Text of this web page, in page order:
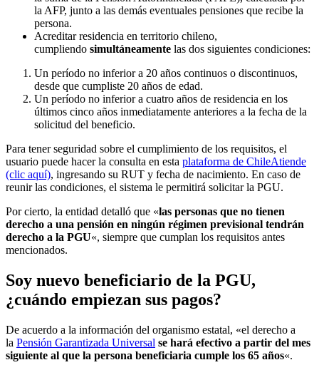
la AFP, junto a las demás eventuales pensiones que recibe la
persona.
Acreditar residencia en territorio chileno,
cumpliendo simultáneamente las dos siguientes condiciones:
Un período no inferior a 20 años continuos o discontinuos,
desde que cumpliste 20 años de edad.
Un período no inferior a cuatro años de residencia en los
últimos cinco años inmediatamente anteriores a la fecha de la
solicitud del beneficio.
Para tener seguridad sobre el cumplimiento de los requisitos, el
usuario puede hacer la consulta en esta plataforma de ChileAtiende
(clic aquí), ingresando su RUT y fecha de nacimiento. En caso de
reunir las condiciones, el sistema le permitirá solicitar la PGU.
Por cierto, la entidad detalló que «las personas que no tienen
derecho a una pensión en ningún régimen previsional tendrán
derecho a la PGU«, siempre que cumplan los requisitos antes
mencionados.
Soy nuevo beneficiario de la PGU,
¿cuándo empiezan sus pagos?
De acuerdo a la información del organismo estatal, «el derecho a
la Pensión Garantizada Universal se hará efectivo a partir del mes
siguiente al que la persona beneficiaria cumple los 65 años«.